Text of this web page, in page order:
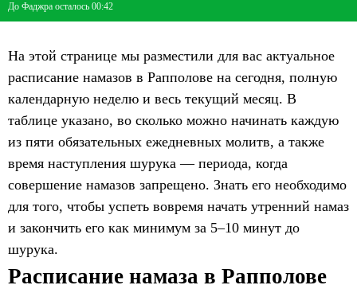
До Фаджра осталось 00:42
На этой странице мы разместили для вас актуальное
расписание намазов в Рапполове на сегодня, полную
календарную неделю и весь текущий месяц. В
таблице указано, во сколько можно начинать каждую
из пяти обязательных ежедневных молитв, а также
время наступления шурука — периода, когда
совершение намазов запрещено. Знать его необходимо
для того, чтобы успеть вовремя начать утренний намаз
и закончить его как минимум за 5–10 минут до
шурука.
Расписание намаза в Рапполове